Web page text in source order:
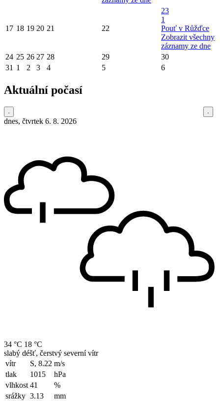
17 18 19 20 21 22
23
1
Pouť v Růžďce
Zobrazit všechny
záznamy ze dne
24 25 26 27 28 29
30
31 1 2 3 4 5 6
Aktuální počasí
dnes, čtvrtek 6. 8. 2026
34 °C 18 °C
slabý déšť, čerstvý severní vítr
vítr
S, 8.22 m/s
tlak
1015
hPa
vlhkost 41
%
srážky 3.13
mm